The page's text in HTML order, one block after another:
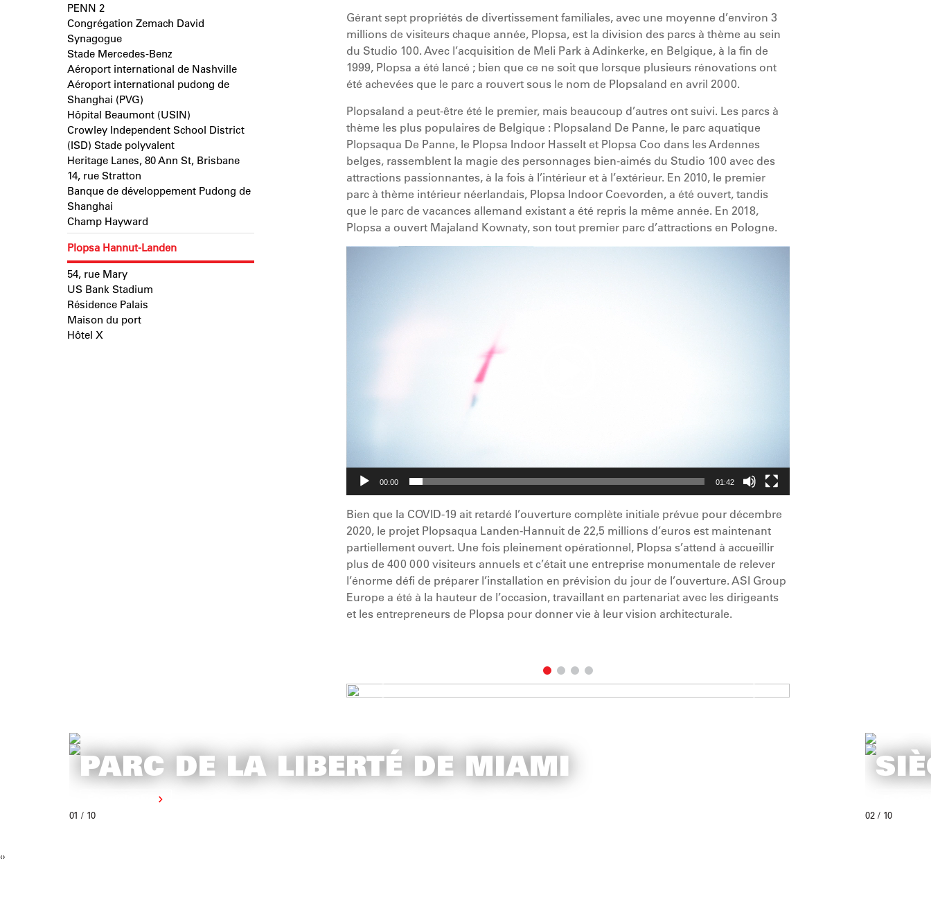
PENN 2
Congrégation Zemach David
Synagogue
Stade Mercedes-Benz
Aéroport international de Nashville
Aéroport international pudong de
Shanghai (PVG)
Hôpital Beaumont (USIN)
Crowley Independent School District
(ISD) Stade polyvalent
Heritage Lanes, 80 Ann St, Brisbane
14, rue Stratton
Banque de développement Pudong de
Shanghai
Champ Hayward
Plopsa Hannut-Landen
54, rue Mary
US Bank Stadium
Résidence Palais
Maison du port
Hôtel X
Gérant sept propriétés de divertissement familiales, avec une moyenne d’environ 3
millions de visiteurs chaque année, Plopsa, est la division des parcs à thème au sein
du Studio 100. Avec l’acquisition de Meli Park à Adinkerke, en Belgique, à la fin de
1999, Plopsa a été lancé ; bien que ce ne soit que lorsque plusieurs rénovations ont
été achevées que le parc a rouvert sous le nom de Plopsaland en avril 2000.
Plopsaland a peut-être été le premier, mais beaucoup d’autres ont suivi. Les parcs à
thème les plus populaires de Belgique : Plopsaland De Panne, le parc aquatique
Plopsaqua De Panne, le Plopsa Indoor Hasselt et Plopsa Coo dans les Ardennes
belges, rassemblent la magie des personnages bien-aimés du Studio 100 avec des
attractions passionnantes, à la fois à l’intérieur et à l’extérieur. En 2010, le premier
parc à thème intérieur néerlandais, Plopsa Indoor Coevorden, a été ouvert, tandis
que le parc de vacances allemand existant a été repris la même année. En 2018,
Plopsa a ouvert Majaland Kownaty, son tout premier parc d’attractions en Pologne.
Video
00:00 01:42
Bien que la COVID-19 ait retardé l’ouverture complète initiale prévue pour décembre
2020, le projet Plopsaqua Landen-Hannuit de 22,5 millions d’euros est maintenant
partiellement ouvert. Une fois pleinement opérationnel, Plopsa s’attend à accueillir
plus de 400 000 visiteurs annuels et c’était une entreprise monumentale de relever
l’énorme défi de préparer l’installation en prévision du jour de l’ouverture. ASI Group
Europe a été à la hauteur de l’occasion, travaillant en partenariat avec les dirigeants
et les entrepreneurs de Plopsa pour donner vie à leur vision architecturale.
PARC DE LA LIBERTÉ DE MIAMI
01 / 10 02 / 10
‹›